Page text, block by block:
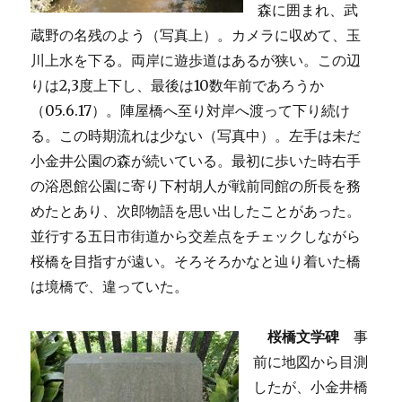
森に囲まれ、武
蔵野の名残のよう（写真上）。カメラに収めて、玉
川上水を下る。両岸に遊歩道はあるが狭い。この辺
りは2,3度上下し、最後は10数年前であろうか
（05.6.17）。陣屋橋へ至り対岸へ渡って下り続け
る。この時期流れは少ない（写真中）。左手は未だ
小金井公園の森が続いている。最初に歩いた時右手
の浴恩館公園に寄り下村胡人が戦前同館の所長を務
めたとあり、次郎物語を思い出したことがあった。
並行する五日市街道から交差点をチェックしながら
桜橋を目指すが遠い。そろそろかなと辿り着いた橋
は境橋で、違っていた。
桜橋文学碑事
前に地図から目測
したが、小金井橋